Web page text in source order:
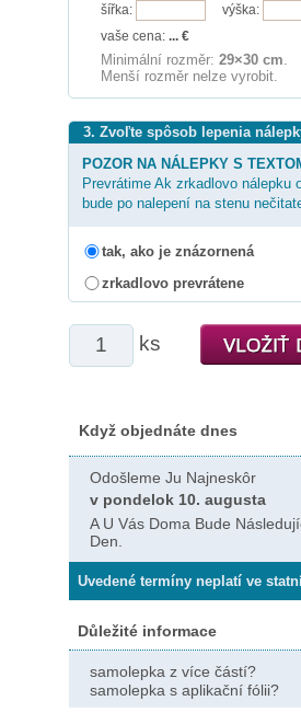
šířka:
výška:
vaše cena: ... €
Minimální rozměr: 29×30 cm
Menší rozměr nelze vyrobit.
3. Zvoľte spôsob lepenia
POZOR NA NÁLEPKY S
Prevrátime Ak zrkadlovo nálepku
bude po nalepení na stenu
tak, ako je znázornená
zrkadlovo prevrátene
ks
Když objednáte dnes
Odošleme Ju Najneskôr
v pondelok 10. augusta
A U Vás Doma Bude
Den.
Uvedené termíny neplatí ve
Důležité informace
samolepka z více částí?
samolepka s aplikační fólii?